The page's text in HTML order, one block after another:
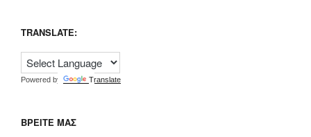
TRANSLATE:
Powered by Translate
ΒΡΕΊΤΕ ΜΑΣ